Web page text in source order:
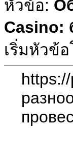
หัวข้อ:
Casino:
เริ่มหัวข้